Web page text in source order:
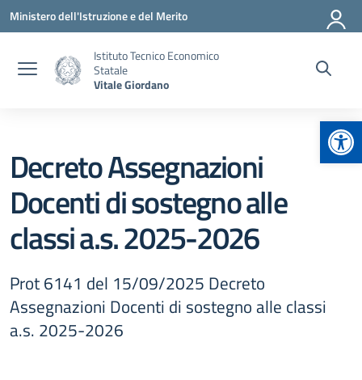
Vai ai contenuti
Vai al menu di navigazione
Vai al footer
Ministero dell'Istruzione e del Merito
Istituto Tecnico Economico
Statale
Vitale Giordano
Decreto Assegnazioni
Docenti di sostegno alle
classi a.s. 2025-2026
Prot 6141 del 15/09/2025 Decreto
Assegnazioni Docenti di sostegno alle classi
a.s. 2025-2026